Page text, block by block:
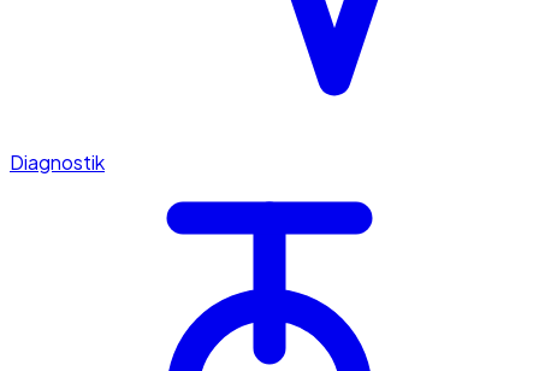
Diagnostik